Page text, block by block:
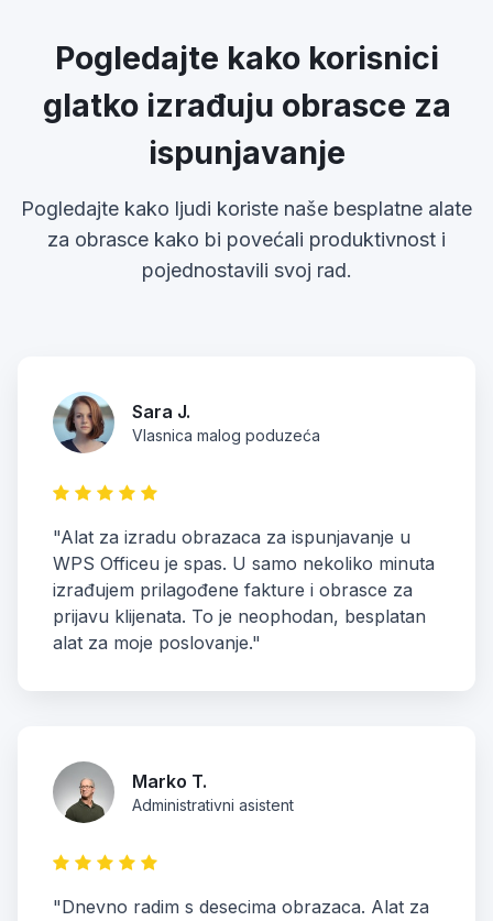
Pogledajte kako korisnici
glatko izrađuju obrasce za
ispunjavanje
Pogledajte kako ljudi koriste naše besplatne alate
za obrasce kako bi povećali produktivnost i
pojednostavili svoj rad.
Sara J.
Vlasnica malog poduzeća
"Alat za izradu obrazaca za ispunjavanje u
WPS Officeu je spas. U samo nekoliko minuta
izrađujem prilagođene fakture i obrasce za
prijavu klijenata. To je neophodan, besplatan
alat za moje poslovanje."
Marko T.
Administrativni asistent
"Dnevno radim s desecima obrazaca. Alat za